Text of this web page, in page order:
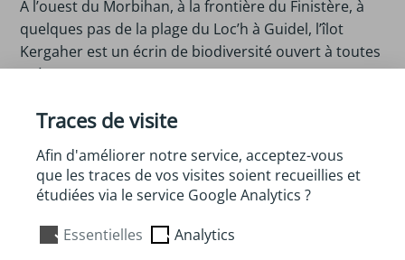
A l’ouest du Morbihan, à la frontière du Finistère, à
quelques pas de la plage du Loc’h à Guidel, l’îlot
Kergaher est un écrin de biodiversité ouvert à toutes
et à tous.
LOISIRS, ÉVÉNEMENTS, TOURISME ÉCO-
RESPONSABLES
JARDIN PÉDAGOGIQUE
Traces de visite
Afin d'améliorer notre service, acceptez-vous
que les traces de vos visites soient recueillies et
étudiées via le service Google Analytics ?
Essentielles
Analytics